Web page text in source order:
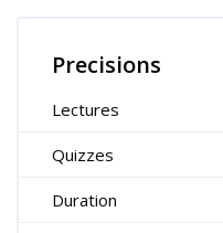
Precisions
Lectures
Quizzes
Duration